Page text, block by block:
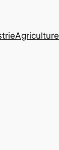
Agriculture